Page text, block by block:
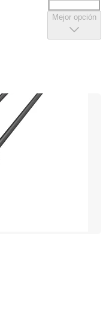
Mejor opción